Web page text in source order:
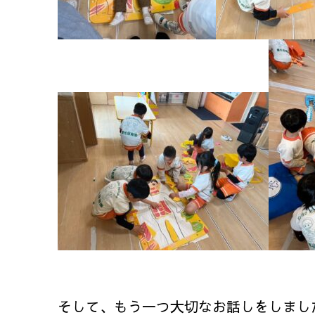
そして、もう一つ大切なお話しをしまし